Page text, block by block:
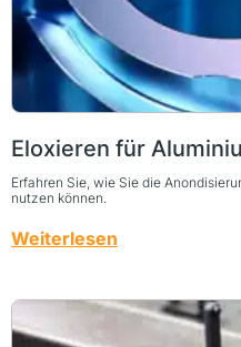
Eloxieren für
Erfahren Sie, wie Sie die
nutzen können.
Weiterlesen